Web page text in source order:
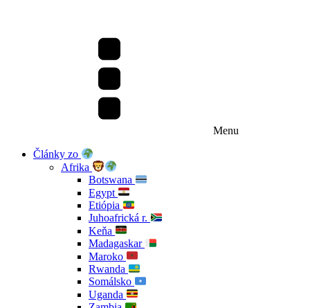
Menu
Články zo
Afrika
Botswana
Egypt
Etiópia
Juhoafrická r.
Keňa
Madagaskar
Maroko
Rwanda
Somálsko
Uganda